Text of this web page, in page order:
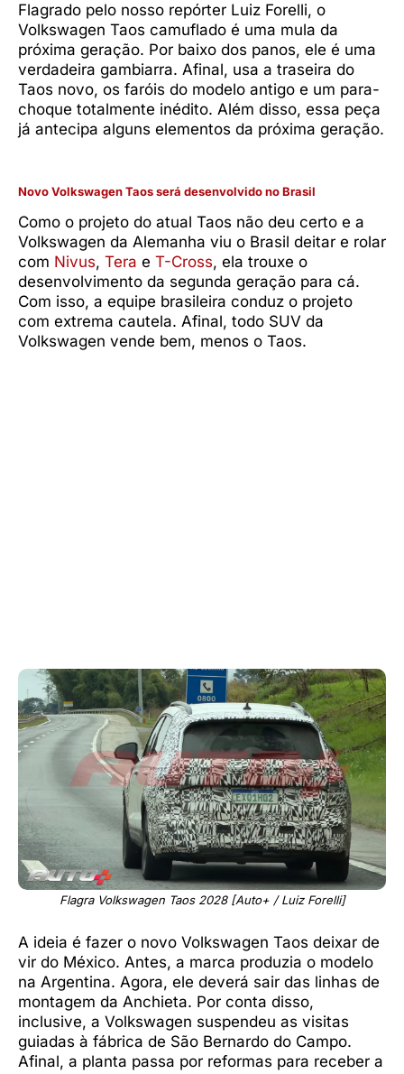
Flagrado pelo nosso repórter Luiz Forelli, o
Volkswagen Taos camuflado é uma mula da
próxima geração. Por baixo dos panos, ele é uma
verdadeira gambiarra. Afinal, usa a traseira do
Taos novo, os faróis do modelo antigo e um para-
choque totalmente inédito. Além disso, essa peça
já antecipa alguns elementos da próxima geração.
Novo Volkswagen Taos será desenvolvido no Brasil
Como o projeto do atual Taos não deu certo e a
Volkswagen da Alemanha viu o Brasil deitar e rolar
com Nivus, Tera e T-Cross, ela trouxe o
desenvolvimento da segunda geração para cá.
Com isso, a equipe brasileira conduz o projeto
com extrema cautela. Afinal, todo SUV da
Volkswagen vende bem, menos o Taos.
Flagra Volkswagen Taos 2028 [Auto+ / Luiz Forelli]
A ideia é fazer o novo Volkswagen Taos deixar de
vir do México. Antes, a marca produzia o modelo
na Argentina. Agora, ele deverá sair das linhas de
montagem da Anchieta. Por conta disso,
inclusive, a Volkswagen suspendeu as visitas
guiadas à fábrica de São Bernardo do Campo.
Afinal, a planta passa por reformas para receber a